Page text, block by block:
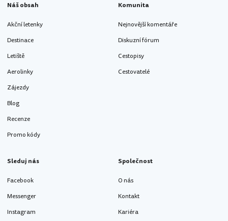
Náš obsah
Akční letenky
Destinace
Letiště
Aerolinky
Zájezdy
Blog
Recenze
Promo kódy
Komunita
Nejnovější komentáře
Diskuzní fórum
Cestopisy
Cestovatelé
Sleduj nás
Facebook
Messenger
Instagram
Společnost
O nás
Kontakt
Kariéra